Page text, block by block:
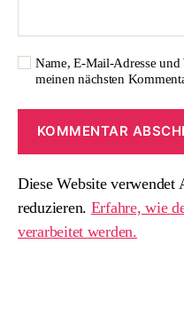
Name, E-Mail-Adresse
meinen nächsten
Diese Website verwendet
reduzieren. Erfahre, wie
verarbeitet werden.